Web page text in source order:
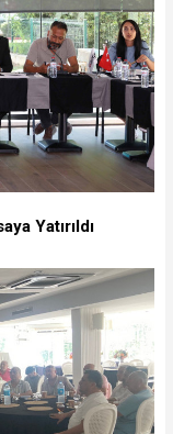
Yatırıldı